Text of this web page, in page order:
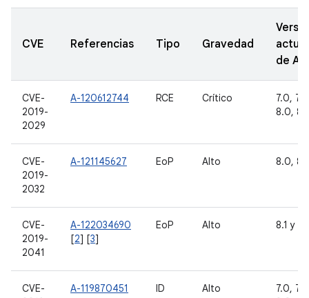
CVE Referencias Tipo Gravedad
de
CVE-
2019-
2029
A-120612744 RCE Crítico
7.0,
8.0,
CVE-
2019-
2032
A-121145627 EoP Alto 8.0,
CVE-
2019-
2041
A-122034690
[2] [3]
EoP Alto 8.1 y 9
CVE-
A-119870451 ID Alto
7.0,